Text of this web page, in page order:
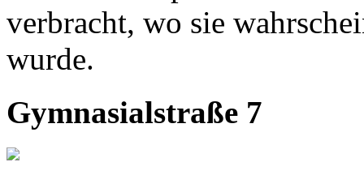
verbracht, wo sie
wurde.
Gymnasialstraße 7